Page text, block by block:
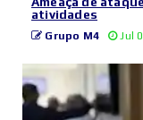
atividades
Grupo M4 Jul